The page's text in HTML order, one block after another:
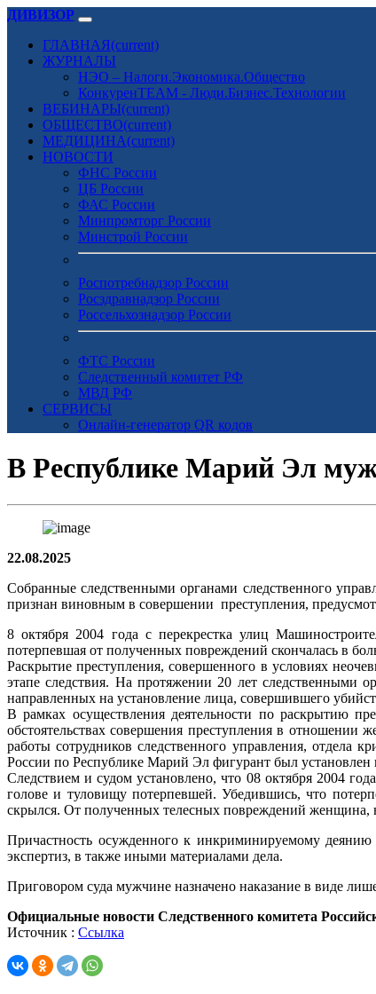
ДИВИЗОР
ГЛАВНАЯ(current)
ЖУРНАЛЫ
НЭО – Налоги.Экономика.Общество
КонкуренTEAM - Люди.Бизнес.Технологии
ВЕБИНАРЫ(current)
ОБЩЕСТВО(current)
МЕДИЦИНА(current)
НОВОСТИ
ФНС России
ЦБ России
ФАС России
Минпромторг России
Минстрой России
Роспотребнадзор России
Росздравнадзор России
Россельхознадзор России
ФТС России
Следственный комитет РФ
МВД РФ
СЕРВИСЫ
Онлайн-генератор QR кодов
В Республике Марий Эл
22.08.2025
Собранные следственными органами следственного
признан виновным в совершении преступления,
8 октября 2004 года с перекрестка улиц
потерпевшая от полученных повреждений скончалась в
Раскрытие преступления, совершенного в условиях
этапе следствия. На протяжении 20 лет следственными
направленных на установление лица, совершившего
В рамках осуществления деятельности по раскрытию
обстоятельствах совершения преступления в отношении
работы сотрудников следственного управления,
России по Республике Марий Эл фигурант был установлен
Следствием и судом установлено, что 08 октября 2004
голове и туловищу потерпевшей. Убедившись, что
скрылся. От полученных телесных повреждений женщина,
Причастность осужденного к инкриминируемому деянию
экспертиз, в также иными материалами дела.
Приговором суда мужчине назначено наказание в виде
Официальные новости Следственного комитета
Источник : Ссылка